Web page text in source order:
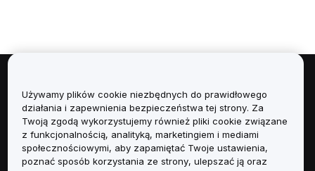
Informacje
Usługi
Obsługa Klienta
Używamy plików cookie niezbędnych do prawidłowego
działania i zapewnienia bezpieczeństwa tej strony. Za
Twoją zgodą wykorzystujemy również pliki cookie związane
z funkcjonalnością, analityką, marketingiem i mediami
społecznościowymi, aby zapamiętać Twoje ustawienia,
poznać sposób korzystania ze strony, ulepszać ją oraz